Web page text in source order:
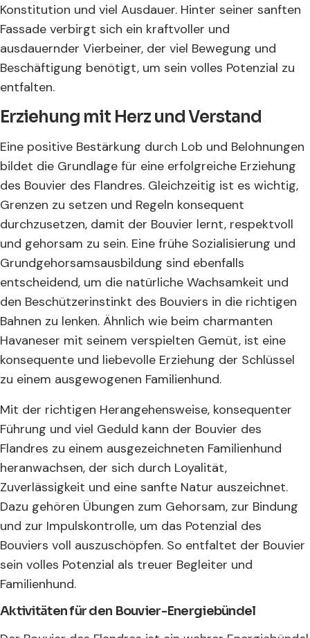
Konstitution und viel Ausdauer. Hinter seiner sanften
Fassade verbirgt sich ein kraftvoller und
ausdauernder Vierbeiner, der viel Bewegung und
Beschäftigung benötigt, um sein volles Potenzial zu
entfalten.
Erziehung mit Herz und Verstand
Eine positive Bestärkung durch Lob und Belohnungen
bildet die Grundlage für eine erfolgreiche Erziehung
des Bouvier des Flandres. Gleichzeitig ist es wichtig,
Grenzen zu setzen und Regeln konsequent
durchzusetzen, damit der Bouvier lernt, respektvoll
und gehorsam zu sein. Eine frühe Sozialisierung und
Grundgehorsamsausbildung sind ebenfalls
entscheidend, um die natürliche Wachsamkeit und
den Beschützerinstinkt des Bouviers in die richtigen
Bahnen zu lenken. Ähnlich wie beim charmanten
Havaneser mit seinem verspielten Gemüt, ist eine
konsequente und liebevolle Erziehung der Schlüssel
zu einem ausgewogenen Familienhund.
Mit der richtigen Herangehensweise, konsequenter
Führung und viel Geduld kann der Bouvier des
Flandres zu einem ausgezeichneten Familienhund
heranwachsen, der sich durch Loyalität,
Zuverlässigkeit und eine sanfte Natur auszeichnet.
Dazu gehören Übungen zum Gehorsam, zur Bindung
und zur Impulskontrolle, um das Potenzial des
Bouviers voll auszuschöpfen. So entfaltet der Bouvier
sein volles Potenzial als treuer Begleiter und
Familienhund.
Aktivitäten für den Bouvier-Energiebündel